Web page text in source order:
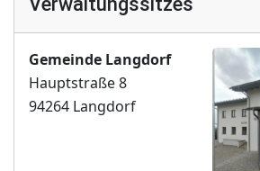
Gemeinde Langdorf
Hauptstraße 8
94264 Langdorf